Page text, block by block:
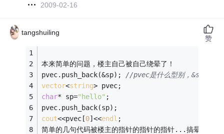
2009-02-16
tangshuiling
本来简单的问题，楼主自己被自己绕晕了！
pvec.push_back(&sp); //pvec是什么型别，&sp又是
vector<string> pvec;
char* sp="hello" ;
pvec.push_back(sp);
cout<<pvec[0]<<endl ;
简单的几句代码被楼主的指针的指针的指针...搞晕了！
赞